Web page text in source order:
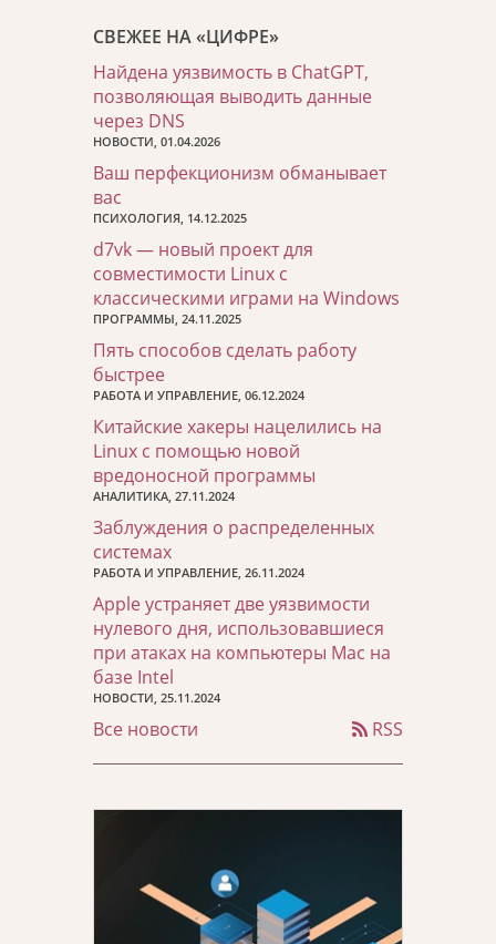
СВЕЖЕЕ НА «ЦИФРЕ»
Найдена уязвимость в ChatGPT,
позволяющая выводить данные
через DNS
НОВОСТИ, 01.04.2026
Ваш перфекционизм обманывает
вас
ПСИХОЛОГИЯ, 14.12.2025
d7vk — новый проект для
совместимости Linux с
классическими играми на Windows
ПРОГРАММЫ, 24.11.2025
Пять способов сделать работу
быстрее
РАБОТА И УПРАВЛЕНИЕ, 06.12.2024
Китайские хакеры нацелились на
Linux с помощью новой
вредоносной программы
АНАЛИТИКА, 27.11.2024
Заблуждения о распределенных
системах
РАБОТА И УПРАВЛЕНИЕ, 26.11.2024
Apple устраняет две уязвимости
нулевого дня, использовавшиеся
при атаках на компьютеры Mac на
базе Intel
НОВОСТИ, 25.11.2024
Все новости RSS